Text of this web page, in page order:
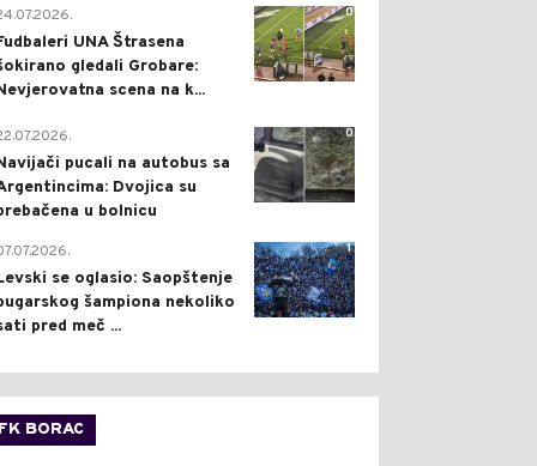
0
UNA Štrasena
gledali Grobare:
scena na k...
0
pucali na autobus sa
Dvojica su
u bolnicu
1
se oglasio: Saopštenje
šampiona nekoliko
pred meč ...
FK BORAC